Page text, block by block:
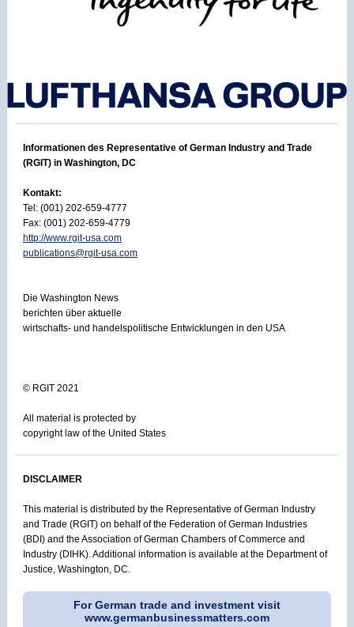
Informationen des Representative of German Industry and Trade
(RGIT) in Washington, DC
Kontakt:
Tel: (001) 202-659-4777
Fax: (001) 202-659-4779
http://www.rgit-usa.com
publications@rgit-usa.com
Die Washington News
berichten über aktuelle
wirtschafts- und handelspolitische Entwicklungen in den USA
© RGIT 2021
All material is protected by
copyright law of the United States
DISCLAIMER
This material is distributed by the Representative of German Industry
and Trade (RGIT) on behalf of the Federation of German Industries
(BDI) and the Association of German Chambers of Commerce and
Industry (DIHK). Additional information is available at the Department of
Justice, Washington, DC.
For German trade and investment visit
www.germanbusinessmatters.com